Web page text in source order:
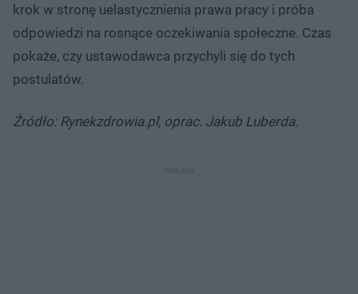
krok w stronę uelastycznienia prawa pracy i próba
odpowiedzi na rosnące oczekiwania społeczne. Czas
pokaże, czy ustawodawca przychyli się do tych
postulatów.
Źródło: Rynekzdrowia.pl, oprac. Jakub Luberda.